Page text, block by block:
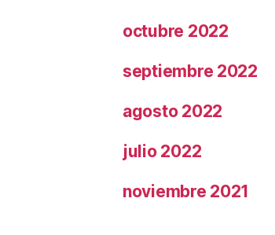
octubre 2022
septiembre 2022
agosto 2022
julio 2022
noviembre 2021